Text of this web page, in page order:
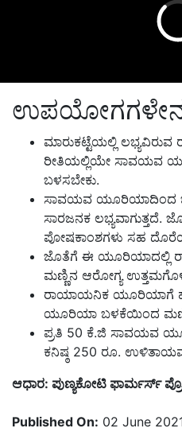
ಮಾರುಕಟ್ಟೆಯಲ್ಲಿ
ರೀತಿಯಲ್ಲಿಯೇ ಸಾವಯವ
ಬಳಸಬೇಕು.
ಸಾವಯವ ಯೂರಿಯಾದಿಂದ
ಸಾರಜನಕ ಲಭ್ಯವಾಗುತ್ತದೆ.
ಪೋಷಕಾಂಶಗಳು ಸಹ
ಜೊತೆಗೆ ಈ ಯೂರಿಯಾದಲ್ಲಿ
ಮಣ್ಣಿನ ಆರೋಗ್ಯ
ರಾಯಾಯನಿಕ ಯೂರಿಯಾಗೆ
ಯೂರಿಯಾ ಬಳಕೆಯಿಂದ ಮಣ್ಣಿನ
ಪ್ರತಿ 50 ಕೆ.ಜಿ ಸಾವಯವ
ಕನಿಷ್ಠ 250 ರೂ.
ಆಧಾರ: ಪುಣ್ಯಕೋಟಿ ಫಾರ್ಮರ್ಸ್
Published On: 02 June